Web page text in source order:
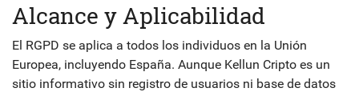
Alcance y Aplicabilidad
El RGPD se aplica a todos los individuos en la Unión
Europea, incluyendo España. Aunque Kellun Cripto es un
sitio informativo sin registro de usuarios ni base de datos